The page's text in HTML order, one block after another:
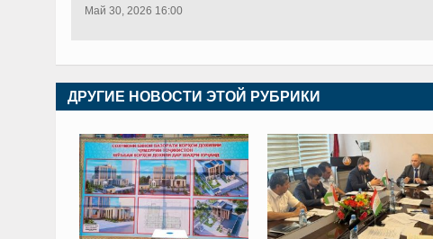
Май 30, 2026 16:00
ДРУГИЕ НОВОСТИ ЭТОЙ РУБРИКИ